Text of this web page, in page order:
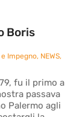
Boris
Impegno, NEWS,
fu il primo a
passava
Palermo agli